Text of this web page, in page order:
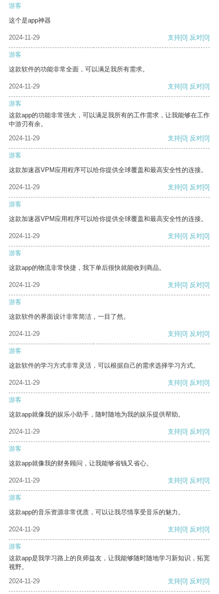
游客
这个是app神器
2024-11-29 支持[0] 反对[0]
游客
这款软件的功能非常全面，可以满足我所有需求。
2024-11-29 支持[0] 反对[0]
游客
这款app的功能非常强大，可以满足我所有的工作需求，让我能够在工作
中游刃有余。
2024-11-29
支持[0] 反对[0]
游客
这款加速器VPM应用程序可以给你提供全球覆盖和最高安全性的连接。
2024-11-29 支持[0] 反对[0]
游客
这款加速器VPM应用程序可以给你提供全球覆盖和最高安全性的连接。
2024-11-29 支持[0] 反对[0]
游客
这款app的物流非常快捷，我下单后很快就能收到商品。
2024-11-29 支持[0] 反对[0]
游客
这款软件的界面设计非常简洁，一目了然。
2024-11-29 支持[0] 反对[0]
游客
这款软件的学习方式非常灵活，可以根据自己的需求选择学习方式。
2024-11-29 支持[0] 反对[0]
游客
这款app就像我的娱乐小助手，随时随地为我的娱乐提供帮助。
2024-11-29 支持[0] 反对[0]
游客
这款app就像我的财务顾问，让我能够省钱又省心。
2024-11-29 支持[0] 反对[0]
游客
这款app的音乐资源非常优质，可以让我尽情享受音乐的魅力。
2024-11-29 支持[0] 反对[0]
游客
这款app是我学习路上的良师益友，让我能够随时随地学习新知识，拓宽
视野。
2024-11-29
支持[0] 反对[0]